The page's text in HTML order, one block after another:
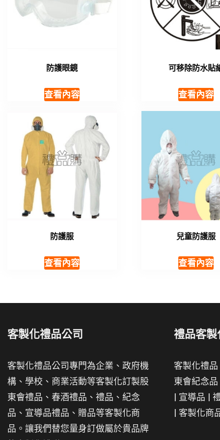
防護眼鏡
查看內容
可移除防水貼
查看內容
防護服
查看內容
兒童防護服
查看內容
客製化禮品公司
客製化禮品公司專門為企業、政府機
構、學校、商業活動等客製化訂製股
東會禮品、春酒禮品、禮品、紀念
品、宣導品禮品、贈品等客製化商
品。讓我們替您量身訂做屬於貴品牌
禮品客製
客製化禮品
東會紀念品
| 宣導品 |
| 客製化商